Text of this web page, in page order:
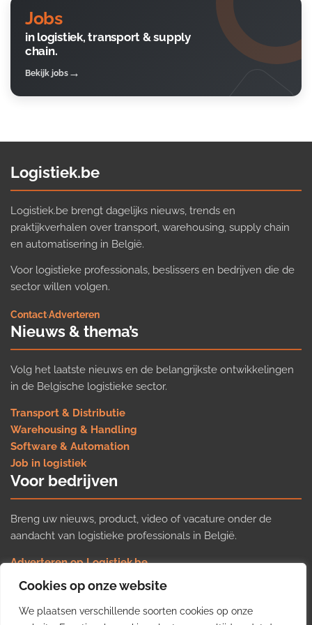
Cookies op onze website
We plaatsen verschillende soorten cookies op onze
Jobs
in logistiek, transport & supply
chain.
Bekijk jobs
Logistiek.be
Logistiek.be brengt dagelijks nieuws, trends en
praktijkverhalen over transport, warehousing, supply chain
en automatisering in België.
Voor logistieke professionals, beslissers en bedrijven die de
sector willen volgen.
Contact·Adverteren
Nieuws & thema’s
Volg het laatste nieuws en de belangrijkste ontwikkelingen
in de Belgische logistieke sector.
Transport & Distributie
Warehousing & Handling
Software & Automation
Job in logistiek
Voor bedrijven
Breng uw nieuws, product, video of vacature onder de
aandacht van logistieke professionals in België.
Adverteren op Logistiek.be
Nieuws insturen
Uw video op Logistiek.TV
Job plaatsen